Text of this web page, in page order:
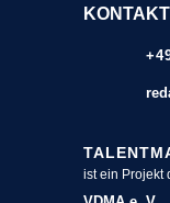
KONTAKT
ist ein Projekt